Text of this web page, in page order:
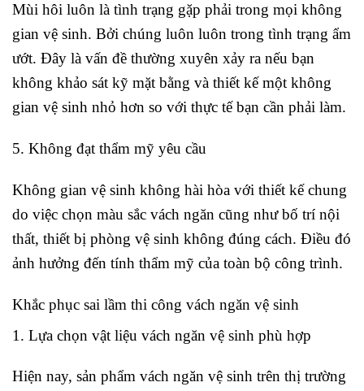
Mùi hôi luôn là tình trạng gặp phải trong mọi không
gian vệ sinh. Bởi chúng luôn luôn trong tình trạng ẩm
ướt. Đây là vấn đề thường xuyên xảy ra nếu bạn
không khảo sát kỹ mặt bằng và thiết kế một không
gian vệ sinh nhỏ hơn so với thực tế bạn cần phải làm.
5. Không đạt thẩm mỹ yêu cầu
Không gian vệ sinh không hài hòa với thiết kế chung
do việc chọn màu sắc vách ngăn cũng như bố trí nội
thất, thiết bị phòng vệ sinh không đúng cách. Điều đó
ảnh hưởng đến tính thẩm mỹ của toàn bộ công trình.
Khắc phục sai lầm thi công vách ngăn vệ sinh
1. Lựa chọn vật liệu vách ngăn vệ sinh phù hợp
Hiện nay, sản phẩm vách ngăn vệ sinh trên thị trường